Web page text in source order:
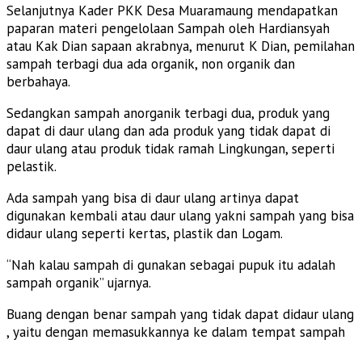
Selanjutnya Kader PKK Desa Muaramaung mendapatkan
paparan materi pengelolaan Sampah oleh Hardiansyah
atau Kak Dian sapaan akrabnya, menurut K Dian, pemilahan
sampah terbagi dua ada organik, non organik dan
berbahaya.
Sedangkan sampah anorganik terbagi dua, produk yang
dapat di daur ulang dan ada produk yang tidak dapat di
daur ulang atau produk tidak ramah Lingkungan, seperti
pelastik.
Ada sampah yang bisa di daur ulang artinya dapat
digunakan kembali atau daur ulang yakni sampah yang bisa
didaur ulang seperti kertas, plastik dan Logam.
“Nah kalau sampah di gunakan sebagai pupuk itu adalah
sampah organik” ujarnya.
Buang dengan benar sampah yang tidak dapat didaur ulang
, yaitu dengan memasukkannya ke dalam tempat sampah